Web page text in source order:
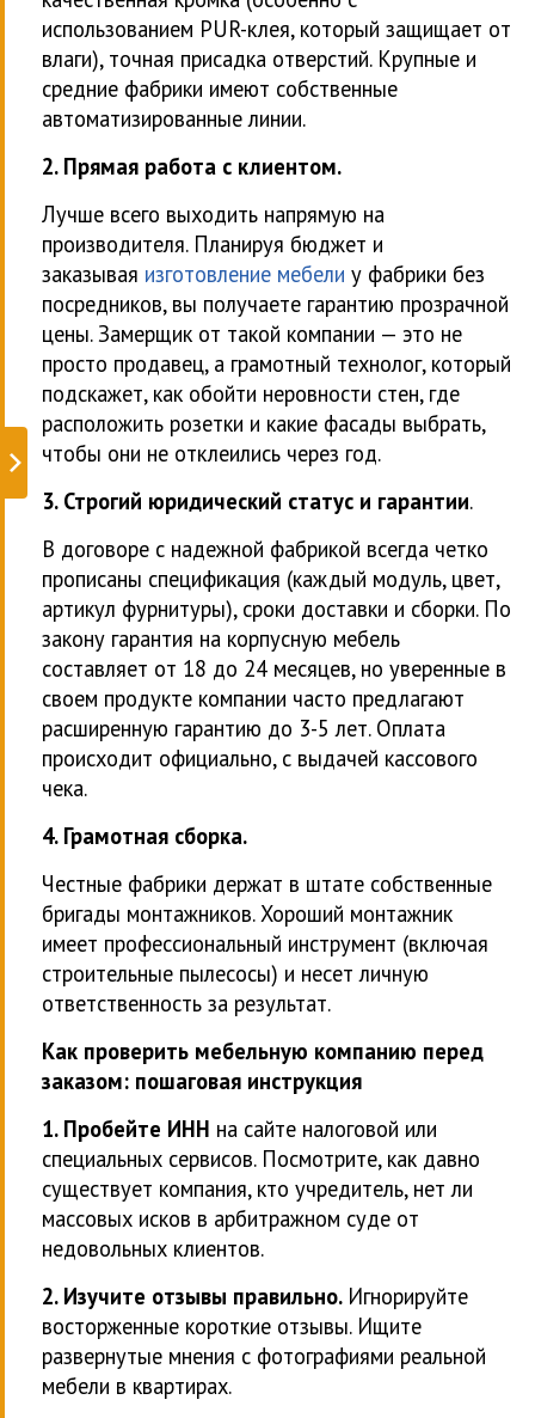
использованием PUR-клея, который защищает от
влаги), точная присадка отверстий. Крупные и
средние фабрики имеют собственные
автоматизированные линии.
2. Прямая работа с клиентом.
Лучше всего выходить напрямую на
производителя. Планируя бюджет и
заказывая изготовление мебели у фабрики без
посредников, вы получаете гарантию прозрачной
цены. Замерщик от такой компании — это не
просто продавец, а грамотный технолог, который
подскажет, как обойти неровности стен, где
расположить розетки и какие фасады выбрать,
чтобы они не отклеились через год.
3. Строгий юридический статус и гарантии.
В договоре с надежной фабрикой всегда четко
прописаны спецификация (каждый модуль, цвет,
артикул фурнитуры), сроки доставки и сборки. По
закону гарантия на корпусную мебель
составляет от 18 до 24 месяцев, но уверенные в
своем продукте компании часто предлагают
расширенную гарантию до 3-5 лет. Оплата
происходит официально, с выдачей кассового
чека.
4. Грамотная сборка.
Честные фабрики держат в штате собственные
бригады монтажников. Хороший монтажник
имеет профессиональный инструмент (включая
строительные пылесосы) и несет личную
ответственность за результат.
Как проверить мебельную компанию перед
заказом: пошаговая инструкция
1. Пробейте ИНН на сайте налоговой или
специальных сервисов. Посмотрите, как давно
существует компания, кто учредитель, нет ли
массовых исков в арбитражном суде от
недовольных клиентов.
2. Изучите отзывы правильно. Игнорируйте
восторженные короткие отзывы. Ищите
развернутые мнения с фотографиями реальной
мебели в квартирах.